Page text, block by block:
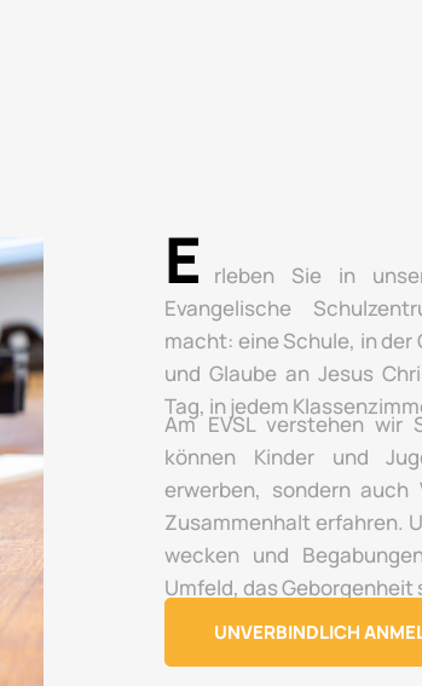
E
rleben Sie in
Evangelische
macht: eine Schule, in
und Glaube an Jesus
Tag, in jedem
Am EVSL verstehen wir
können Kinder und
erwerben, sondern auch
Zusammenhalt erfahren.
wecken und
Umfeld, das Geborgenheit
UNVERBINDLICH